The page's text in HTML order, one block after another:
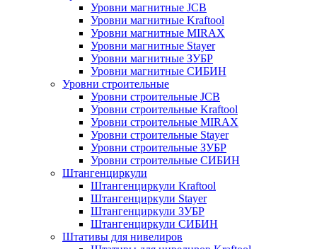
Уровни магнитные JCB
Уровни магнитные Kraftool
Уровни магнитные MIRAX
Уровни магнитные Stayer
Уровни магнитные ЗУБР
Уровни магнитные СИБИН
Уровни строительные
Уровни строительные JCB
Уровни строительные Kraftool
Уровни строительные MIRAX
Уровни строительные Stayer
Уровни строительные ЗУБР
Уровни строительные СИБИН
Штангенциркули
Штангенциркули Kraftool
Штангенциркули Stayer
Штангенциркули ЗУБР
Штангенциркули СИБИН
Штативы для нивелиров